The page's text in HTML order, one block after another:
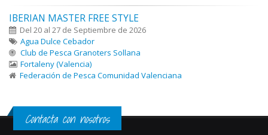
IBERIAN MASTER FREE STYLE
Del 20 al 27 de Septiembre de 2026
Agua Dulce Cebador
Club de Pesca Granoters Sollana
Fortaleny (Valencia)
Federación de Pesca Comunidad Valenciana
Contacta con nosotros